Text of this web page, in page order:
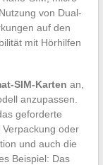
von Dual-
auf den
mit Hörhilfen
SIM-Karten an,
anzupassen.
geforderte
oder
und auch die
Beispiel: Das